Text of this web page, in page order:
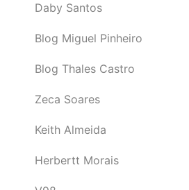
Daby Santos
Blog Miguel Pinheiro
Blog Thales Castro
Zeca Soares
Keith Almeida
Herbertt Morais